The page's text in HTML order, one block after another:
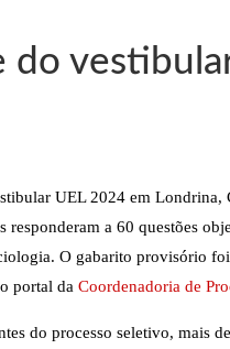
do
UEL 2024 em Londrina,
a 60 questões
O gabarito provisório
portal da Coordenadoria de
do processo seletivo, mais